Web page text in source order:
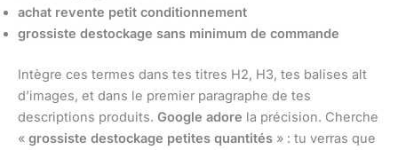
achat revente petit conditionnement
grossiste destockage sans minimum de commande
Intègre ces termes dans tes titres H2, H3, tes balises alt
d’images, et dans le premier paragraphe de tes
descriptions produits. Google adore la précision. Cherche
« grossiste destockage petites quantités » : tu verras que